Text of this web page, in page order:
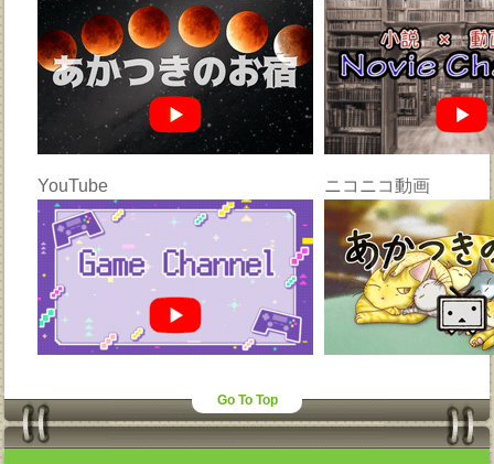
YouTube ニコニコ動画
Go To Top